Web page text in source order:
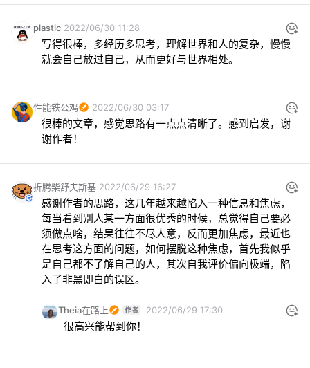
plastic 2022/06/30 11:28
写得很棒，多经历多思考，理解世界和人的复杂，慢慢
就会自己放过自己，从而更好与世界相处。
性能铁公鸡 2022/06/30 03:17
很棒的文章，感觉思路有一点点清晰了。感到启发，谢
谢作者！
折腾柴舒夫斯基 2022/06/29 16:27
感谢作者的思路，这几年越来越陷入一种信息和焦虑，
每当看到别人某一方面很优秀的时候，总觉得自己要必
须做点啥，结果往往不尽人意，反而更加焦虑，最近也
在思考这方面的问题，如何摆脱这种焦虑，首先我似乎
是自己都不了解自己的人，其次自我评价偏向极端，陷
入了非黑即白的误区。
Theia在路上 2022/06/29 17:30
很高兴能帮到你！